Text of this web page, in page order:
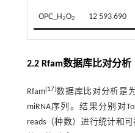
OPC_H2O2 12 593 690
2.2 Rfam数据库比对分析
Rfam[17]数据库比对分析是
miRNA序列。结果分别对
reads（种数）进行统计和